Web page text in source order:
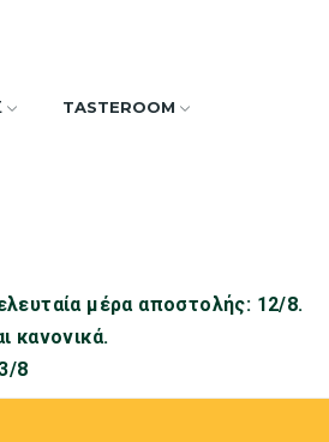
TASTEROOM
μέρα αποστολής: 12/8.
κανονικά.
8